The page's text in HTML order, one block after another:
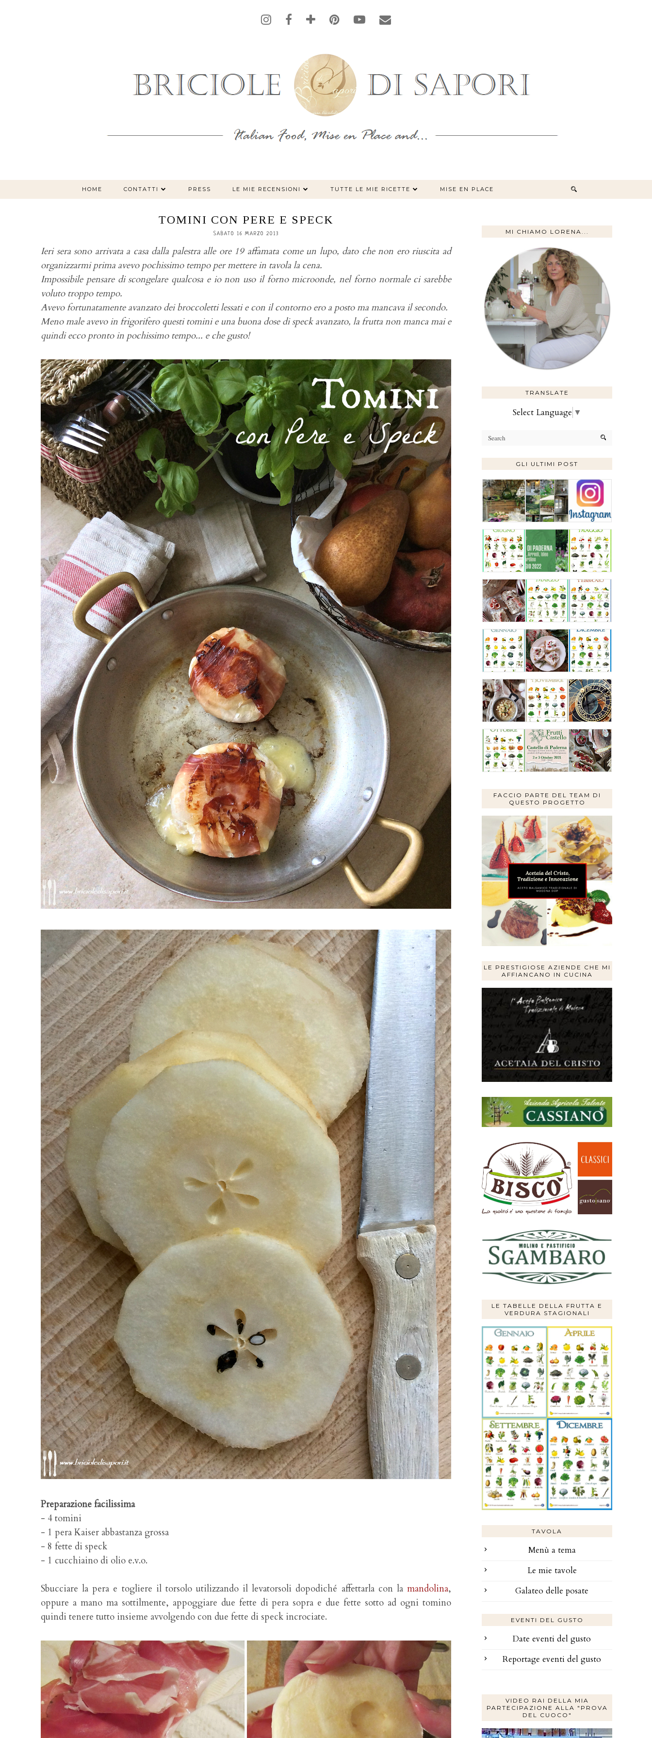
HOME CONTATTI PRESS LE MIE RECENSIONI TUTTE LE MIE RICETTE MISE EN PLACE
TOMINI CON PERE E SPECK
SABATO 16 MARZO 2013
Ieri sera sono arrivata a casa dalla palestra alle ore 19 affamata come un lupo, dato che non ero riuscita ad
organizzarmi prima avevo pochissimo tempo per mettere in tavola la cena.
Impossibile pensare di scongelare qualcosa e io non uso il forno microonde, nel forno normale ci sarebbe
voluto troppo tempo.
Avevo fortunatamente avanzato dei broccoletti lessati e con il contorno ero a posto ma mancava il secondo.
Meno male avevo in frigorifero questi tomini e una buona dose di speck avanzato, la frutta non manca mai e
quindi ecco pronto in pochissimo tempo... e che gusto!
Preparazione facilissima
- 4 tomini
- 1 pera Kaiser abbastanza grossa
- 8 fette di speck
- 1 cucchiaino di olio e.v.o.
Sbucciare la pera e togliere il torsolo utilizzando il levatorsoli dopodiché affettarla con la mandolina,
oppure a mano ma sottilmente, appoggiare due fette di pera sopra e due fette sotto ad ogni tomino
quindi tenere tutto insieme avvolgendo con due fette di speck incrociate.
MI CHIAMO LORENA...
TRANSLATE
Select Language ▼
GLI ULTIMI POST
FACCIO PARTE DEL TEAM DI
QUESTO PROGETTO
LE PRESTIGIOSE AZIENDE CHE MI
AFFIANCANO IN CUCINA
LE TABELLE DELLA FRUTTA E
VERDURA STAGIONALI
TAVOLA
Menù a tema
Le mie tavole
Galateo delle posate
EVENTI DEL GUSTO
Date eventi del gusto
Reportage eventi del gusto
VIDEO RAI DELLA MIA
PARTECIPAZIONE ALLA "PROVA
DEL CUOCO"